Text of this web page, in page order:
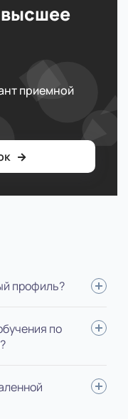
приемной
профиль?
со
пройти
по
диплом
бакалавра или
форма обучения.